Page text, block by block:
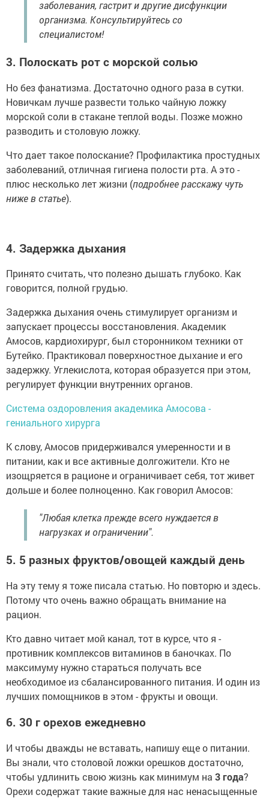
заболевания, гастрит и другие дисфункции
организма. Консультируйтесь со
специалистом!
3. Полоскать рот с морской солью
Но без фанатизма. Достаточно одного раза в сутки.
Новичкам лучше развести только чайную ложку
морской соли в стакане теплой воды. Позже можно
разводить и столовую ложку.
Что дает такое полоскание? Профилактика простудных
заболеваний, отличная гигиена полости рта. А это -
плюс несколько лет жизни (подробнее расскажу чуть
ниже в статье).
4. Задержка дыхания
Принято считать, что полезно дышать глубоко. Как
говорится, полной грудью.
Задержка дыхания очень стимулирует организм и
запускает процессы восстановления. Академик
Амосов, кардиохирург, был сторонником техники от
Бутейко. Практиковал поверхностное дыхание и его
задержку. Углекислота, которая образуется при этом,
регулирует функции внутренних органов.
Система оздоровления академика Амосова -
гениального хирурга
К слову, Амосов придерживался умеренности и в
питании, как и все активные долгожители. Кто не
изощряется в рационе и ограничивает себя, тот живет
дольше и более полноценно. Как говорил Амосов:
"Любая клетка прежде всего нуждается в
нагрузках и ограничении".
5. 5 разных фруктов/овощей каждый день
На эту тему я тоже писала статью. Но повторю и здесь.
Потому что очень важно обращать внимание на
рацион.
Кто давно читает мой канал, тот в курсе, что я -
противник комплексов витаминов в баночках. По
максимуму нужно стараться получать все
необходимое из сбалансированного питания. И один из
лучших помощников в этом - фрукты и овощи.
6. 30 г орехов ежедневно
И чтобы дважды не вставать, напишу еще о питании.
Вы знали, что столовой ложки орешков достаточно,
чтобы удлинить свою жизнь как минимум на 3 года?
Орехи содержат такие важные для нас ненасыщенные